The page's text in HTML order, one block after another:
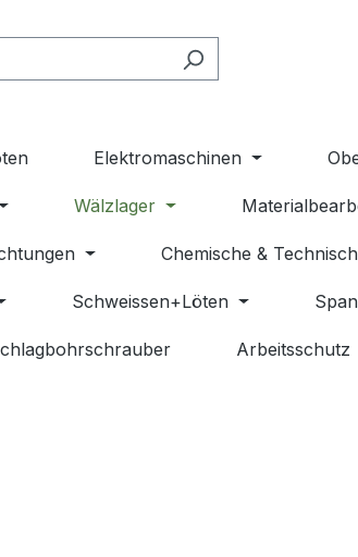
Elektromaschinen
Wälzlager
Chemische &
Schweissen+Löten
Arbeitsschutz